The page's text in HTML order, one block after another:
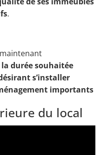
.
durée souhaitée
s’installer
importants
du local